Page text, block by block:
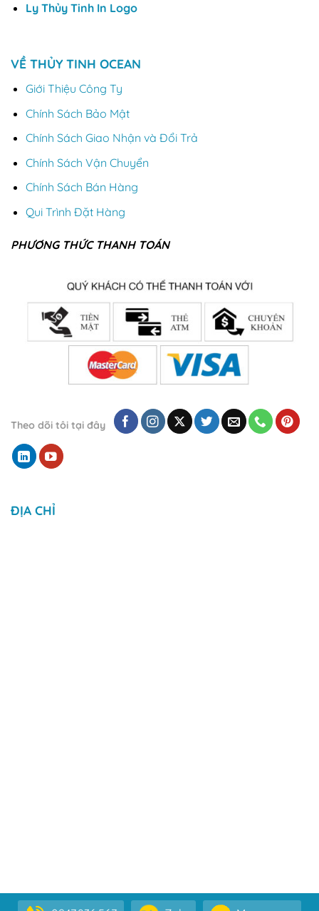
Ly Thủy Tinh In Logo
VỀ THỦY TINH OCEAN
Giới Thiệu Công Ty
Chính Sách Bảo Mật
Chính Sách Giao Nhận và Đổi Trả
Chính Sách Vận Chuyển
Chính Sách Bán Hàng
Qui Trình Đặt Hàng
PHƯƠNG THỨC THANH TOÁN
Theo dõi tôi tại đây
ĐỊA CHỈ